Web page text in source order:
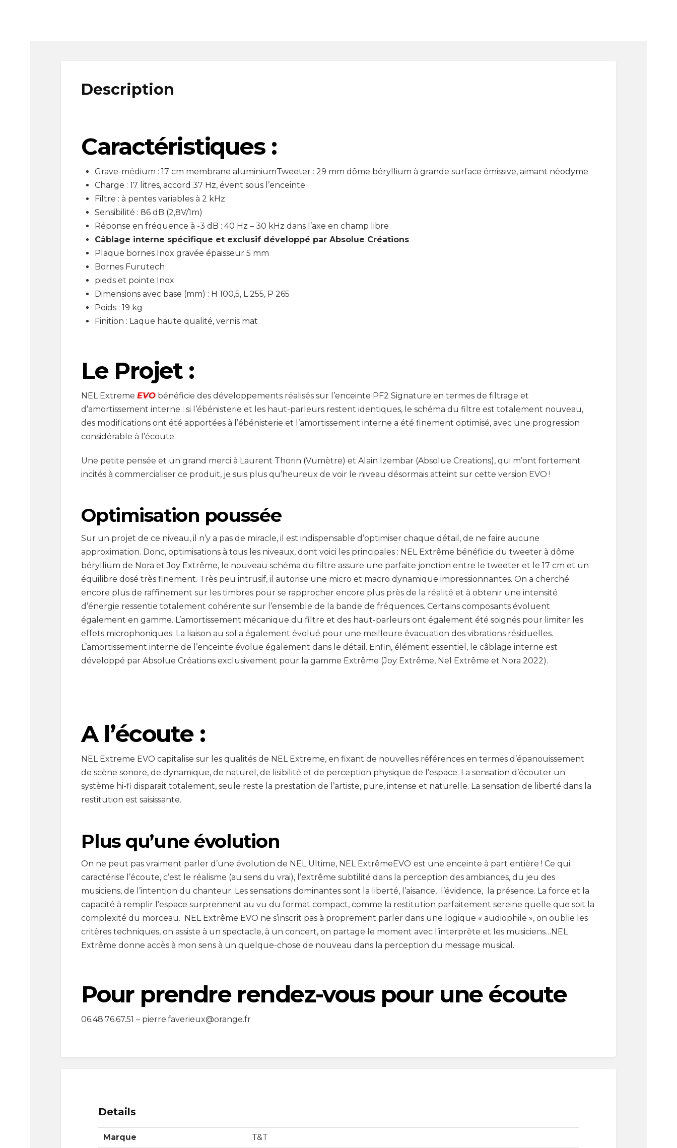
Description
Caractéristiques :
Grave-médium : 17 cm membrane aluminiumTweeter : 29 mm dôme béryllium à grande surface émissive, aimant néodyme
Charge : 17 litres, accord 37 Hz, évent sous l’enceinte
Filtre : à pentes variables à 2 kHz
Sensibilité : 86 dB (2,8V/1m)
Réponse en fréquence à -3 dB : 40 Hz – 30 kHz dans l’axe en champ libre
Câblage interne spécifique et exclusif développé par Absolue Créations
Plaque bornes Inox gravée épaisseur 5 mm
Bornes Furutech
pieds et pointe Inox
Dimensions avec base (mm) : H 100,5, L 255, P 265
Poids : 19 kg
Finition : Laque haute qualité, vernis mat
Le Projet :
NEL ExtremeEVO bénéficie des développements réalisés sur l’enceinte PF2 Signature en termes de filtrage et
d’amortissement interne : si l’ébénisterie et les haut-parleurs restent identiques, le schéma du filtre est totalement nouveau,
des modifications ont été apportées à l’ébénisterie et l’amortissement interne a été finement optimisé, avec une progression
considérable à l’écoute.
Une petite pensée et un grand merci à Laurent Thorin (Vumètre) et Alain Izembar (Absolue Creations), qui m’ont fortement
incités à commercialiser ce produit, je suis plus qu’heureux de voir le niveau désormais atteint sur cette version EVO !
Optimisation poussée
Sur un projet de ce niveau, il n’y a pas de miracle, il est indispensable d’optimiser chaque détail, de ne faire aucune
approximation. Donc, optimisations à tous les niveaux, dont voici les principales : NEL Extrême bénéficie du tweeter à dôme
béryllium de Nora et Joy Extrême, le nouveau schéma du filtre assure une parfaite jonction entre le tweeter et le 17 cm et un
équilibre dosé très finement. Très peu intrusif, il autorise une micro et macro dynamique impressionnantes. On a cherché
encore plus de raffinement sur les timbres pour se rapprocher encore plus près de la réalité et à obtenir une intensité
d’énergie ressentie totalement cohérente sur l’ensemble de la bande de fréquences. Certains composants évoluent
également en gamme. L’amortissement mécanique du filtre et des haut-parleurs ont également été soignés pour limiter les
effets microphoniques. La liaison au sol a également évolué pour une meilleure évacuation des vibrations résiduelles.
L’amortissement interne de l’enceinte évolue également dans le détail. Enfin, élément essentiel, le câblage interne est
développé par Absolue Créations exclusivement pour la gamme Extrême (Joy Extrême, Nel Extrême et Nora 2022).
A l’écoute :
NEL Extreme EVO capitalise sur les qualités de NEL Extreme, en fixant de nouvelles références en termes d’épanouissement
de scène sonore, de dynamique, de naturel, de lisibilité et de perception physique de l’espace. La sensation d’écouter un
système hi-fi disparait totalement, seule reste la prestation de l’artiste, pure, intense et naturelle. La sensation de liberté dans la
restitution est saisissante.
Plus qu’une évolution
On ne peut pas vraiment parler d’une évolution de NEL Ultime, NEL ExtrêmeEVO est une enceinte à part entière ! Ce qui
caractérise l’écoute, c’est le réalisme (au sens du vrai), l’extrême subtilité dans la perception des ambiances, du jeu des
musiciens, de l’intention du chanteur. Les sensations dominantes sont la liberté, l’aisance, l’évidence, la présence. La force et la
capacité à remplir l’espace surprennent au vu du format compact, comme la restitution parfaitement sereine quelle que soit la
complexité du morceau. NEL Extrême EVO ne s’inscrit pas à proprement parler dans une logique « audiophile », on oublie les
critères techniques, on assiste à un spectacle, à un concert, on partage le moment avec l’interprète et les musiciens…NEL
Extrême donne accès à mon sens à un quelque-chose de nouveau dans la perception du message musical.
Pour prendre rendez-vous pour une écoute
06.48.76.67.51 – pierre.faverieux@orange.fr
Details
Marque T&T